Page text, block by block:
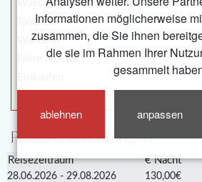
Informationen möglicherweise
zusammen, die Sie ihnen
die sie im Rahmen Ihrer
gesammelt
ablehnen anpassen
Wassersport
Tauchen
Wandern
Fähre NO-DK
Preise und Leistungen
Reisezeitraum € Nacht
28.06.2026 - 29.08.2026 130,00€